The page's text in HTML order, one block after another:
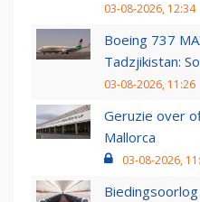
03-08-2026, 12:34
Boeing 737
Tadzjikistan:
03-08-2026, 11:26
Geruzie over
Mallorca
03-08-2026,